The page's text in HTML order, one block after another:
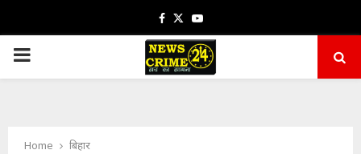
Facebook
TwitterYoutube
PRIMARY
Home
बिहार